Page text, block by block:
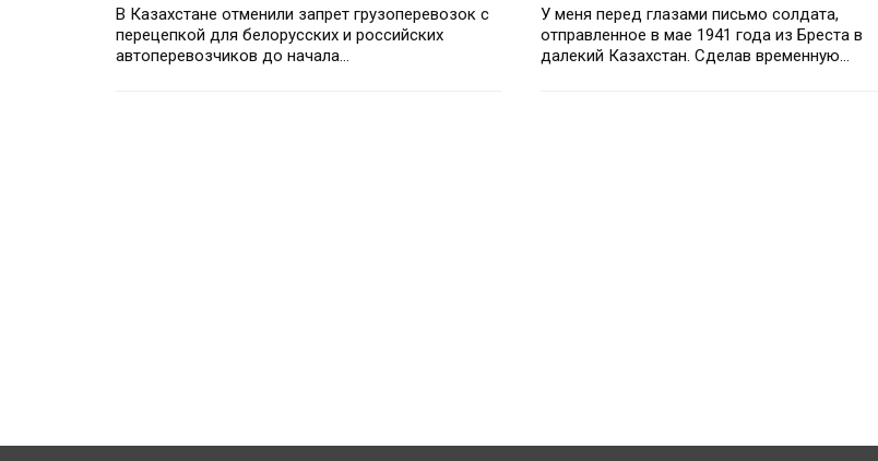
В Казахстане отменили запрет грузоперевозок с
перецепкой для белорусских и российских
автоперевозчиков до начала…
У меня перед глазами письмо солдата,
отправленное в мае 1941 года из Бреста в
далекий Казахстан. Сделав временную…